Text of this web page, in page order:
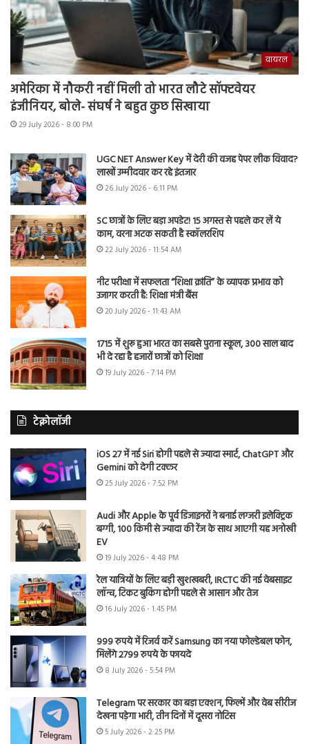
वायरल
अमेरिका में नौकरी नहीं मिली तो भारत लौटे सॉफ्टवेयर
इंजीनियर, बोले- संघर्ष ने बहुत कुछ सिखाया
29 July 2026 - 8:00 PM
UGC NET Answer Key में देरी की वजह पेपर लीक विवाद?
लाखों उम्मीदवार कर रहे इंतजार
26 July 2026 - 6:11 PM
SC छात्रों के लिए बड़ा अपडेट! 15 अगस्त से पहले कर लें ये
काम, वरना अटक सकती है स्कॉलरशिप
22 July 2026 - 11:54 AM
नीट परीक्षा में सफलता “शिक्षा क्रांति” के व्यापक प्रभाव को
उजागर करती है: शिक्षा मंत्री बैंस
20 July 2026 - 11:43 AM
1715 में शुरू हुआ भारत का सबसे पुराना स्कूल, 300 साल बाद
भी दे रहा है हजारों छात्रों को शिक्षा
19 July 2026 - 7:14 PM
टेक्नोलॉजी
iOS 27 में नई Siri होगी पहले से ज्यादा स्मार्ट, ChatGPT और
Gemini को देगी टक्कर
25 July 2026 - 7:52 PM
Audi और Apple के पूर्व डिजाइनरों ने बनाई लग्जरी इलेक्ट्रिक
बग्गी, 100 किमी से ज्यादा की रेंज के साथ आएगी यह अनोखी
EV
19 July 2026 - 4:48 PM
रेल यात्रियों के लिए बड़ी खुशखबरी, IRCTC की नई वेबसाइट
लॉन्च, टिकट बुकिंग होगी पहले से आसान और तेज
16 July 2026 - 1:45 PM
999 रुपये में रिजर्व करें Samsung का नया फोल्डेबल फोन,
मिलेंगे 2799 रुपये के फायदे
8 July 2026 - 5:54 PM
Telegram पर सरकार का बड़ा एक्शन, फिल्में और वेब सीरीज
देखना पड़ेगा भारी, तीन दिनों में दूसरा नोटिस
5 July 2026 - 2:25 PM